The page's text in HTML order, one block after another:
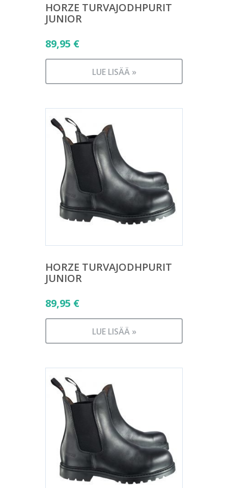
HORZE TURVAJODHPURIT
JUNIOR
89,95 €
LUE LISÄÄ »
HORZE TURVAJODHPURIT
JUNIOR
89,95 €
LUE LISÄÄ »